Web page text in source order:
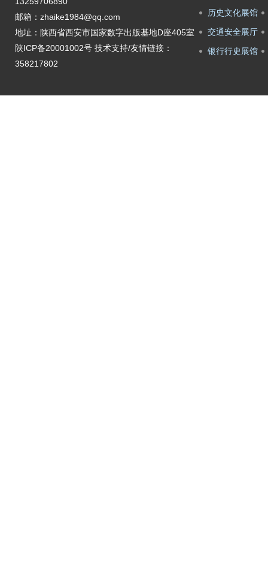
邮箱：zhaike1984@qq.com
地址：陕西省西安市国家数字出版基地D座405室
陕ICP备20001002号技术支持/友情链接：
358217802
历史文化展馆
交通安全展厅
银行行史展馆